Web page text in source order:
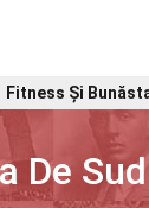
Fitness Și
De Sud